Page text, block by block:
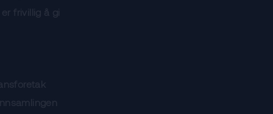
frivillig å gi